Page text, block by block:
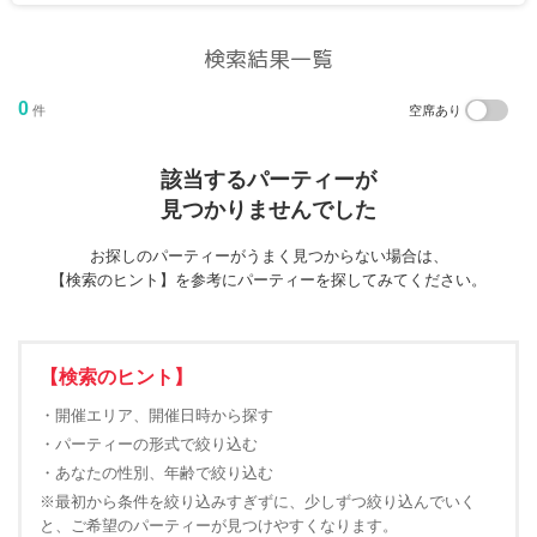
検索結果一覧
0 件 空席あり
該当するパーティーが
見つかりませんでした
お探しのパーティーがうまく見つからない場合は、
【検索のヒント】を参考にパーティーを探してみてください。
【検索のヒント】
・開催エリア、開催日時から探す
・パーティーの形式で絞り込む
・あなたの性別、年齢で絞り込む
※最初から条件を絞り込みすぎずに、少しずつ絞り込んでいく
と、ご希望のパーティーが見つけやすくなります。